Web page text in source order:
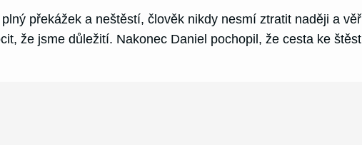
překážek a neštěstí, člověk nikdy nesmí ztratit naději a
že jsme důležití. Nakonec Daniel pochopil, že cesta ke